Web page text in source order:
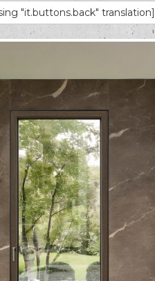
"it.buttons.back" translation]